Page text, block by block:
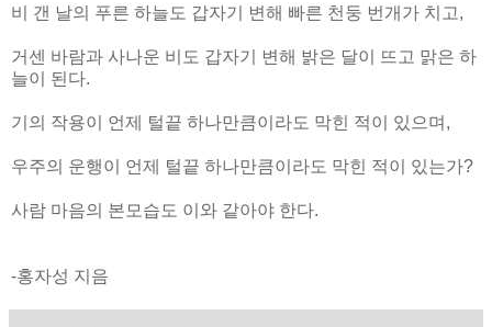
비 갠 날의 푸른 하늘도 갑자기 변해 빠른 천둥 번개가 치고,
거센 바람과 사나운 비도 갑자기 변해 밝은 달이 뜨고 맑은 하
늘이 된다.
기의 작용이 언제 털끝 하나만큼이라도 막힌 적이 있으며,
우주의 운행이 언제 털끝 하나만큼이라도 막힌 적이 있는가?
사람 마음의 본모습도 이와 같아야 한다.
-홍자성 지음